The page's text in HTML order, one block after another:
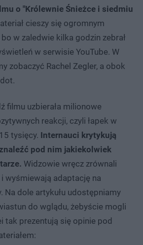
o "Królewnie Śnieżce i siedmiu
cieszy się ogromnym
w zaledwie kilka godzin zebrał
w serwisie YouTube. W
zobaczyć Rachel Zegler, a obok
filmu uzbierała milionowe
reakcji, czyli łapek w
tysięcy. Internauci krytykują
pod nim jakiekolwiek
Widzowie wręcz zrównali
wyśmiewają adaptację na
Na dole artykułu udostępniamy
do wglądu, żebyście mogli
tak prezentują się opinie pod